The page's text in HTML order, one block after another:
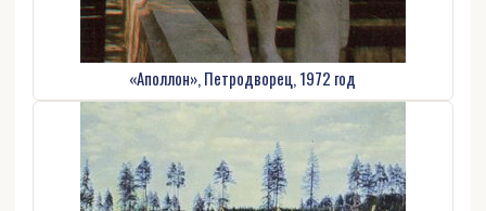
«Аполлон», Петродворец, 1972 год